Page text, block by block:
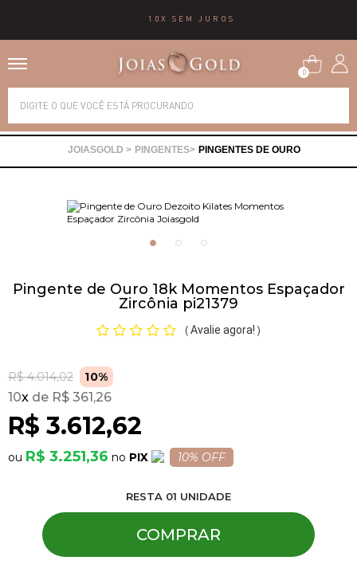
10X SEM JUROS
0
PINGENTES PINGENTES DE OURO
Pingente de Ouro 18k Momentos Espaçador
Zircônia pi21379
( Avalie agora! )
R$ 4.014,02 10%
R$ 3.612,62
10x R$ 361,26
R$ 3.251,36 PIX 10% OFF
RESTA 01 UNIDADE
COMPRAR
Alianças
Brincos
Pulseiras
Piercing
Pedras Preciosas
Presente